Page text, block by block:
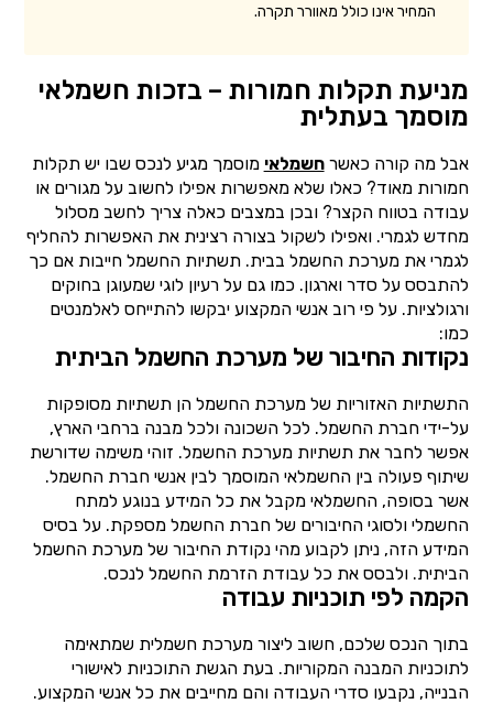
המחיר אינו כולל מאוורר תקרה.
מניעת תקלות חמורות – בזכות חשמלאי
מוסמך בעתלית
אבל מה קורה כאשרחשמלאי מוסמך מגיע לנכס שבו יש תקלות
חמורות מאוד? כאלו שלא מאפשרות אפילו לחשוב על מגורים או
עבודה בטווח הקצר? ובכן במצבים כאלה צריך לחשב מסלול
מחדש לגמרי. ואפילו לשקול בצורה רצינית את האפשרות להחליף
לגמרי את מערכת החשמל בבית. תשתיות החשמל חייבות אם כך
להתבסס על סדר וארגון. כמו גם על רעיון לוגי שמעוגן בחוקים
ורגולציות. על פי רוב אנשי המקצוע יבקשו להתייחס לאלמנטים
כמו:
נקודות החיבור של מערכת החשמל הביתית
התשתיות האזוריות של מערכת החשמל הן תשתיות מסופקות
על-ידי חברת החשמל. לכל השכונה ולכל מבנה ברחבי הארץ,
אפשר לחבר את תשתיות מערכת החשמל. זוהי משימה שדורשת
שיתוף פעולה בין החשמלאי המוסמך לבין אנשי חברת החשמל.
אשר בסופה, החשמלאי מקבל את כל המידע בנוגע למתח
החשמלי ולסוגי החיבורים של חברת החשמל מספקת. על בסיס
המידע הזה, ניתן לקבוע מהי נקודת החיבור של מערכת החשמל
הביתית. ולבסס את כל עבודת הזרמת החשמל לנכס.
הקמה לפי תוכניות עבודה
בתוך הנכס שלכם, חשוב ליצור מערכת חשמלית שמתאימה
לתוכניות המבנה המקוריות. בעת הגשת התוכניות לאישורי
הבנייה, נקבעו סדרי העבודה והם מחייבים את כל אנשי המקצוע.